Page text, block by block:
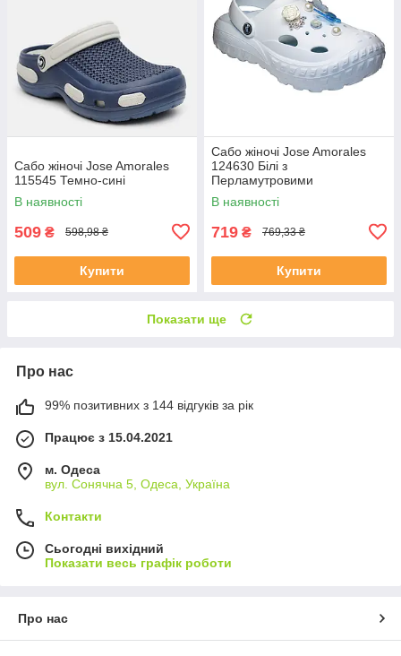
Сабо жіночі Jose Amorales
115545 Темно-сині
В наявності
509 ₴ 598,98 ₴
Купити
Сабо жіночі Jose Amorales
124630 Білі з
Перламутровими
метеликами та перлинами
В наявності
719 ₴ 769,33 ₴
Купити
Показати ще
Про нас
99% позитивних з 144 відгуків за рік
Працює з 15.04.2021
м. Одеса
вул. Сонячна 5, Одеса, Україна
Контакти
Сьогодні вихідний
Показати весь графік роботи
Про нас